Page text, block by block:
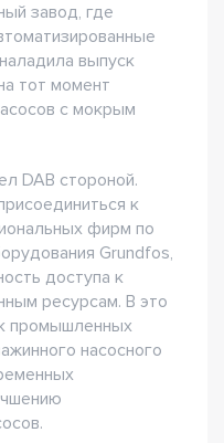
завод, где
выпуск
тот момент
с мокрым
DAB стороной.
к
фирм по
Grundfos,
доступа к
ресурсам. В это
промышленных
насосного